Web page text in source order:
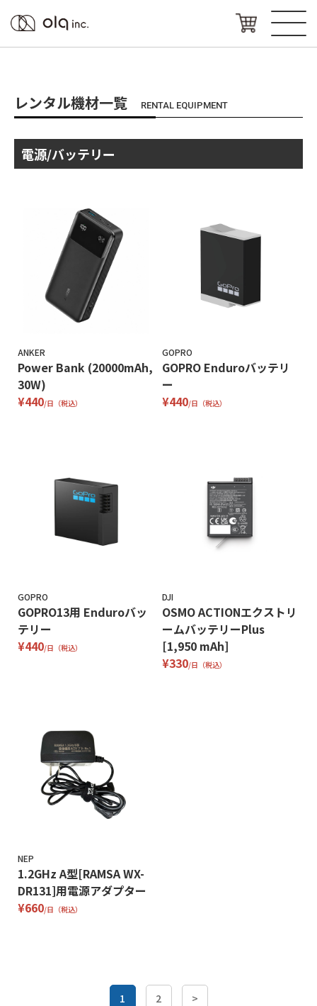
レンタル機材一覧 RENTAL EQUIPMENT
電源/バッテリー
ANKER
Power Bank (20000mAh,
30W)
¥440/日（税込）
GOPRO
GOPRO Enduroバッテリ
ー
¥440/日（税込）
GOPRO
GOPRO13用 Enduroバッ
テリー
¥440/日（税込）
DJI
OSMO ACTIONエクストリ
ームバッテリーPlus
[1,950 mAh]
¥330/日（税込）
NEP
1.2GHz A型[RAMSA WX-
DR131]用電源アダプター
¥660/日（税込）
1 2 >